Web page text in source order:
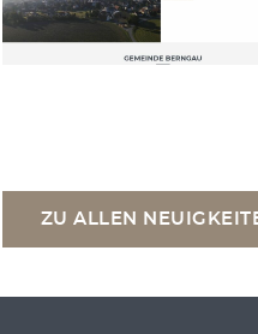
ZU ALLEN